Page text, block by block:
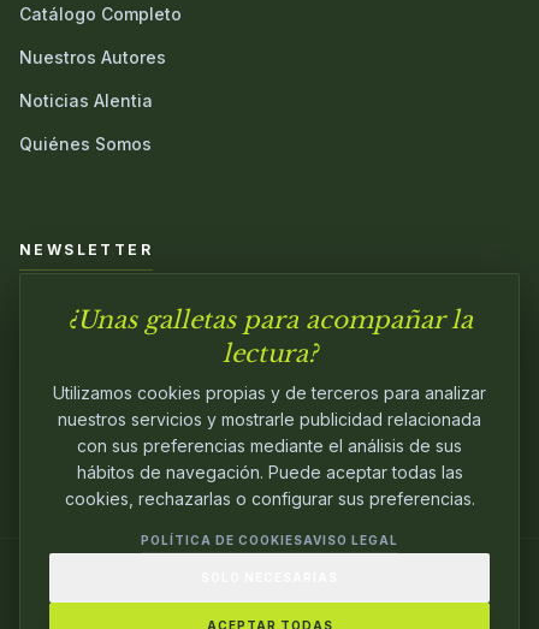
Catálogo Completo
Nuestros Autores
Noticias Alentia
Quiénes Somos
NEWSLETTER
Únete a nuestra comunidad y sé el primero en conocer las
PASIÓN.
¿Unas galletas para acompañar la
lectura?
Utilizamos cookies propias y de terceros para analizar
nuestros servicios y mostrarle publicidad relacionada
con sus preferencias mediante el análisis de sus
hábitos de navegación. Puede aceptar todas las
cookies, rechazarlas o configurar sus preferencias.
POLÍTICA DE COOKIESAVISO LEGAL
ACEPTAR TODAS